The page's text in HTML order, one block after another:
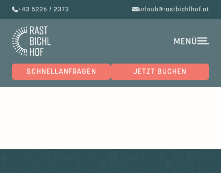
+43 5226 / 2373 urlaub@rastbichlhof.at
SCHNELLANFRAGEN JETZT BUCHEN
MENÜ